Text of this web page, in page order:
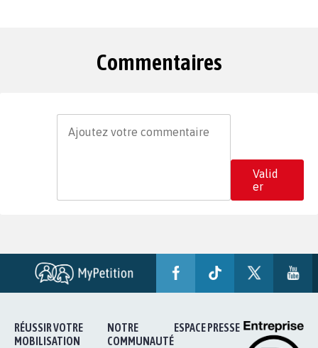
Commentaires
Valid
er
RÉUSSIR VOTRE
MOBILISATION
NOTRE
COMMUNAUTÉ
ESPACE PRESSE